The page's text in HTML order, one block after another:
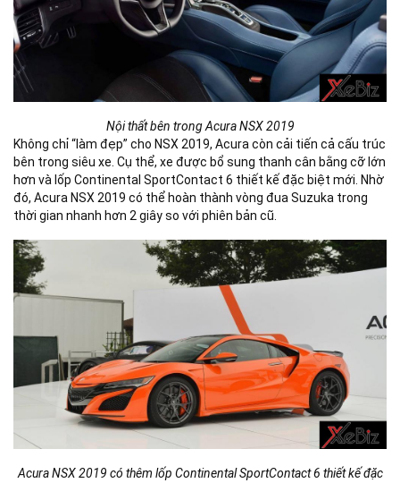
Nội thất bên trong Acura NSX 2019
Không chỉ “làm đẹp” cho NSX 2019, Acura còn cải tiến cả cấu trúc
bên trong siêu xe. Cụ thể, xe được bổ sung thanh cân bằng cỡ lớn
hơn và lốp Continental SportContact 6 thiết kế đặc biệt mới. Nhờ
đó, Acura NSX 2019 có thể hoàn thành vòng đua Suzuka trong
thời gian nhanh hơn 2 giây so với phiên bản cũ.
Acura NSX 2019 có thêm lốp Continental SportContact 6 thiết kế đặc